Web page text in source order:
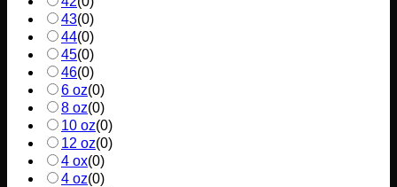
43(0)
44(0)
45(0)
46(0)
6 oz(0)
8 oz(0)
10 oz(0)
12 oz(0)
4 ox(0)
4 oz(0)